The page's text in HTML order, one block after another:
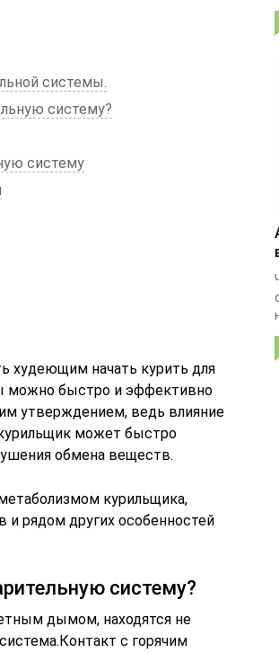
системы.
систему?
систему
худеющим начать курить для
можно быстро и эффективно
утверждением, ведь влияние
может быстро
обмена веществ.
курильщика,
и рядом других особенностей
систему?
дымом, находятся не
с горячим